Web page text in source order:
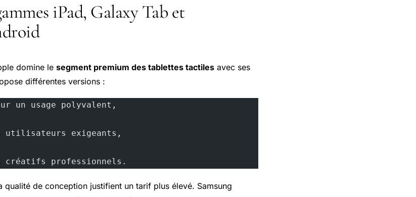
iPad, Galaxy Tab et
domine le segment premium des tablettes tactiles avec ses
différentes versions :
un usage polyvalent,
exigeants,
professionnels.
qualité de conception justifient un tarif plus élevé. Samsung